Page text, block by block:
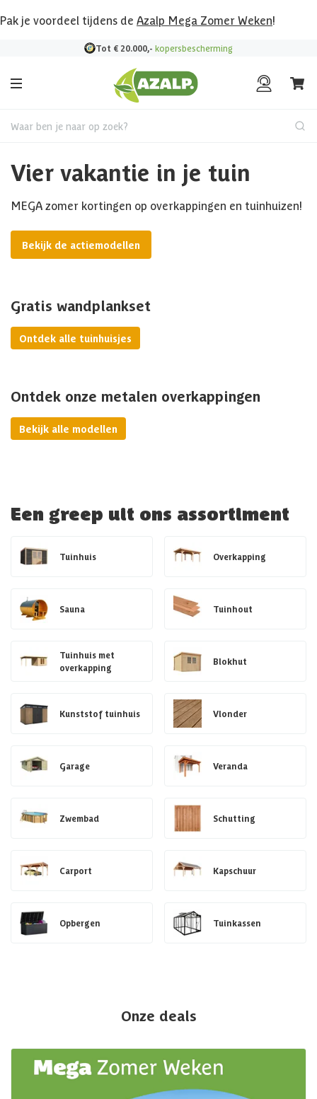
Pak je voordeel tijdens de Azalp Mega Zomer Weken!
Waar ben je naar op zoek?
Vier vakantie in je tuin
MEGA zomer kortingen op overkappingen en tuinhuizen!
Bekijk de actiemodellen
Gratis wandplankset
Ontdek alle tuinhuisjes
Ontdek onze metalen overkappingen
Bekijk alle modellen
Een greep uit ons assortiment
Tuinhuis Overkapping
Sauna Tuinhout
Tuinhuis met
overkapping
Blokhut
Kunststof tuinhuis Vlonder
Garage Veranda
Zwembad Schutting
Carport Kapschuur
Opbergen Tuinkassen
Onze deals